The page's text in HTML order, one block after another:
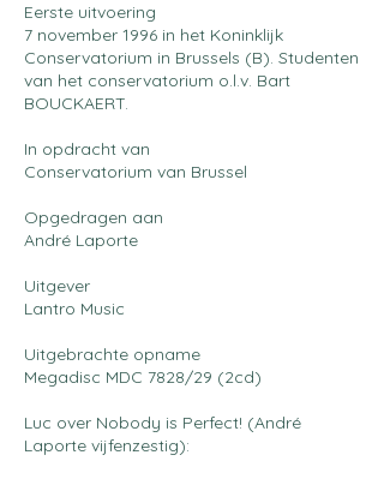
Eerste uitvoering
7 november 1996 in het Koninklijk
Conservatorium in Brussels (B). Studenten
van het conservatorium o.l.v. Bart
BOUCKAERT.
In opdracht van
Conservatorium van Brussel
Opgedragen aan
André Laporte
Uitgever
Lantro Music
Uitgebrachte opname
Megadisc MDC 7828/29 (2cd)
Luc over Nobody is Perfect! (André
Laporte vijfenzestig):